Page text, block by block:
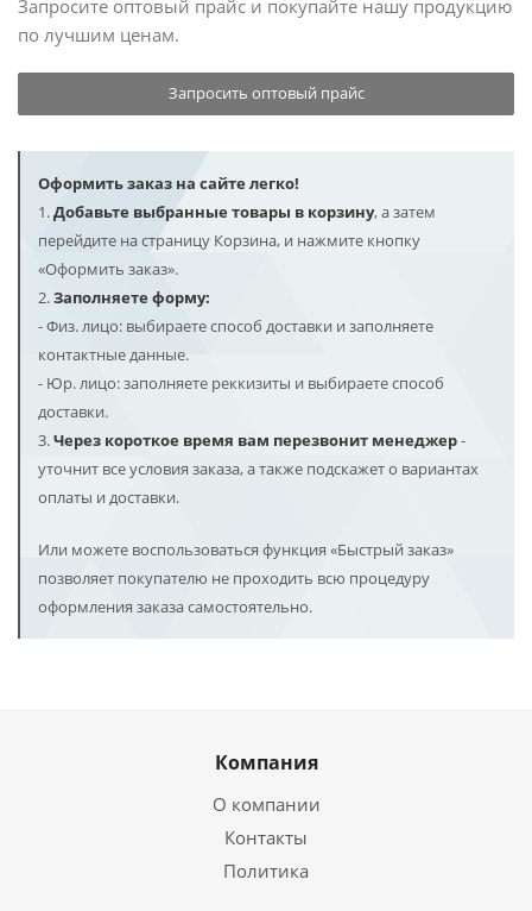
Запросите оптовый прайс и покупайте нашу продукцию
по лучшим ценам.
Запросить оптовый прайс
Оформить заказ на сайте легко!
1.Добавьте выбранные товары в корзину, а затем
перейдите на страницу Корзина, и нажмите кнопку
«Оформить заказ».
2.Заполняете форму:
- Физ. лицо: выбираете способ доставки и заполняете
контактные данные.
- Юр. лицо: заполняете реккизиты и выбираете способ
доставки.
3.Через короткое время вам перезвонит менеджер-
уточнит все условия заказа, а также подскажет о вариантах
оплаты и доставки.
Или можете воспользоваться функция «Быстрый заказ»
позволяет покупателю не проходить всю процедуру
оформления заказа самостоятельно.
Компания
О компании
Контакты
Политика